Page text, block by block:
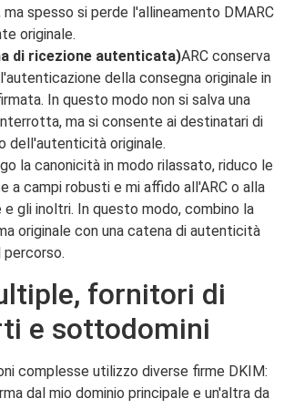
spesso si perde l'allineamento DMARC
originale.
di ricezione autenticata)ARC conserva
della consegna originale in
In questo modo non si salva una
ma si consente ai destinatari di
dell'autenticità originale.
la canonicità in modo rilassato, riduco le
a campi robusti e mi affido all'ARC o alla
gli inoltri. In questo modo, combino la
originale con una catena di autenticità
fornitori di
e sottodomini
complesse utilizzo diverse firme DKIM:
dal mio dominio principale e un'altra da